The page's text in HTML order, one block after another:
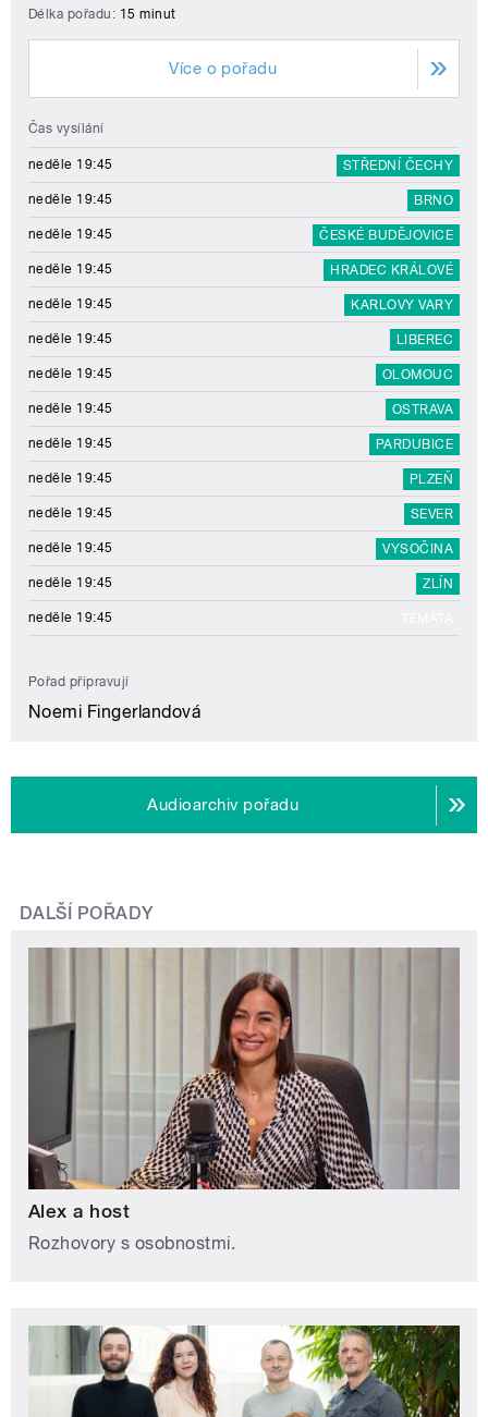
Délka pořadu: 15 minut
Více o pořadu
Čas vysílání
neděle 19:45 STŘEDNÍ ČECHY
neděle 19:45 BRNO
neděle 19:45 ČESKÉ BUDĚJOVICE
neděle 19:45 HRADEC KRÁLOVÉ
neděle 19:45 KARLOVY VARY
neděle 19:45 LIBEREC
neděle 19:45 OLOMOUC
neděle 19:45 OSTRAVA
neděle 19:45 PARDUBICE
neděle 19:45 PLZEŇ
neděle 19:45 SEVER
neděle 19:45 VYSOČINA
neděle 19:45 ZLÍN
neděle 19:45
Pořad připravují
Noemi Fingerlandová
Audioarchiv pořadu
DALŠÍ POŘADY
Alex a host
Rozhovory s osobnostmi.